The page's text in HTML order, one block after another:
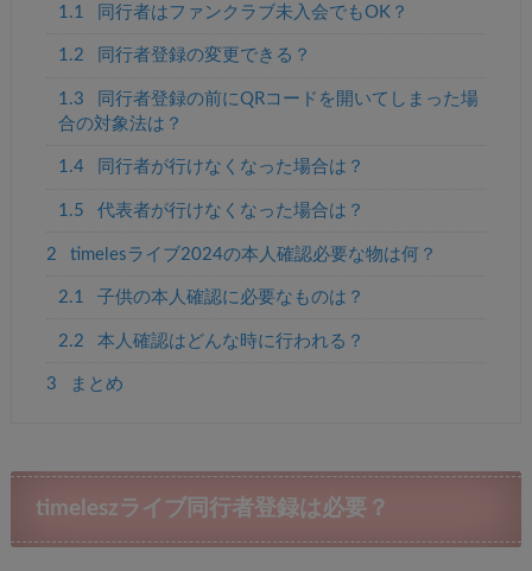
1.1 同行者はファンクラブ未入会でもOK？
1.2 同行者登録の変更できる？
1.3
同行者登録の前にQRコードを開いてしまった場
合の対象法は？
1.4 同行者が行けなくなった場合は？
1.5 代表者が行けなくなった場合は？
2 timelesライブ2024の本人確認必要な物は何？
2.1 子供の本人確認に必要なものは？
2.2 本人確認はどんな時に行われる？
3 まとめ
timeleszライブ同行者登録は必要？